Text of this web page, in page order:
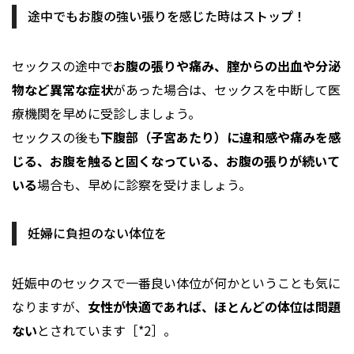
途中でもお腹の強い張りを感じた時はストップ！
セックスの途中でお腹の張りや痛み、腟からの出血や分泌
物など異常な症状があった場合は、セックスを中断して医
療機関を早めに受診しましょう。
セックスの後も下腹部（子宮あたり）に違和感や痛みを感
じる、お腹を触ると固くなっている、お腹の張りが続いて
いる場合も、早めに診察を受けましょう。
妊婦に負担のない体位を
妊娠中のセックスで一番良い体位が何かということも気に
なりますが、 女性が快適であれば、ほとんどの体位は問題
ないとされています［*2］。